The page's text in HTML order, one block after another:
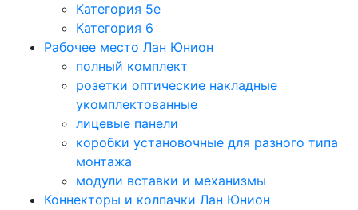
Категория 5e
Категория 6
Рабочее место Лан Юнион
полный комплект
розетки оптические накладные
укомплектованные
лицевые панели
коробки установочные для разного типа
монтажа
модули вставки и механизмы
Коннекторы и колпачки Лан Юнион